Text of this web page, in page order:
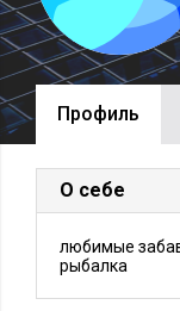
Профиль
О себе
любимые
рыбалка